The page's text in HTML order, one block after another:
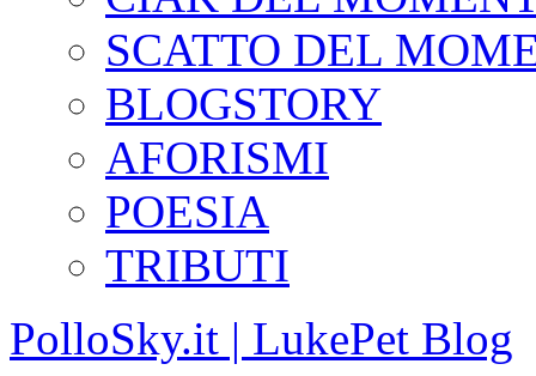
SCATTO DEL
BLOGSTORY
AFORISMI
POESIA
TRIBUTI
PolloSky.it | LukePet Blog